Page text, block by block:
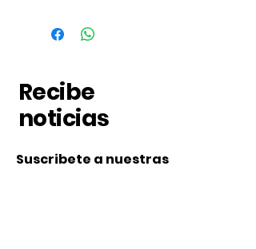
Recibe
noticias
Suscribete a nuestras